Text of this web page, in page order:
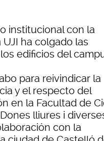
institucional con la
ha colgado las
edificios del
para reivindicar la
y el respecto del
en la Facultad de
lliures i
con la